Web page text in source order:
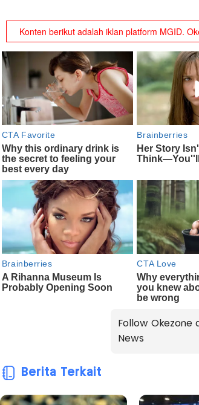
Follow Okezone
News
Berita Terkait